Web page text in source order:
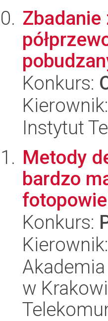
Konkurs:
Instytut
Metody
bardzo
Konkurs:
w